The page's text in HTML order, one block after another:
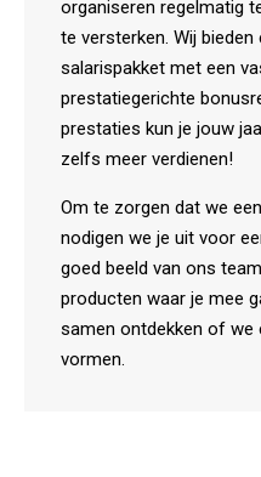
organiseren regelmatig
te versterken. Wij bieden
salarispakket met een
prestatiegerichte
prestaties kun je jouw
zelfs meer verdienen!
Om te zorgen dat we
nodigen we je uit voor
goed beeld van ons
producten waar je mee
samen ontdekken of we
vormen.